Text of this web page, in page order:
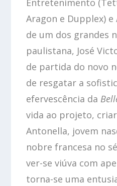
Entretenimento
Aragon e Dupplex)
de um dos grandes
paulistana, José
de partida do novo
de resgatar a
efervescência da
vida ao projeto,
Antonella, jovem
nobre francesa no
ver-se viúva com
torna-se uma